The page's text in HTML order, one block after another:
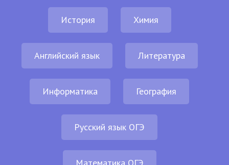
История Химия
Английский язык Литература
Информатика География
Русский язык ОГЭ
Математика ОГЭ